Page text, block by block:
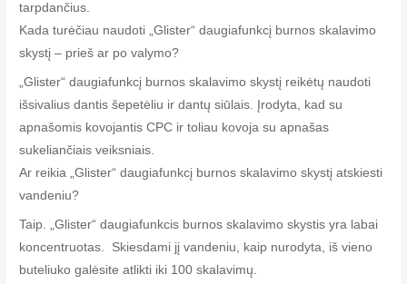
tarpdančius.
Kada turėčiau naudoti „Glister“ daugiafunkcį burnos skalavimo
skystį – prieš ar po valymo?
„Glister“ daugiafunkcį burnos skalavimo skystį reikėtų naudoti
išsivalius dantis šepetėliu ir dantų siūlais. Įrodyta, kad su
apnašomis kovojantis CPC ir toliau kovoja su apnašas
sukeliančiais veiksniais.
Ar reikia „Glister“ daugiafunkcį burnos skalavimo skystį atskiesti
vandeniu?
Taip. „Glister“ daugiafunkcis burnos skalavimo skystis yra labai
koncentruotas. Skiesdami jį vandeniu, kaip nurodyta, iš vieno
buteliuko galėsite atlikti iki 100 skalavimų.